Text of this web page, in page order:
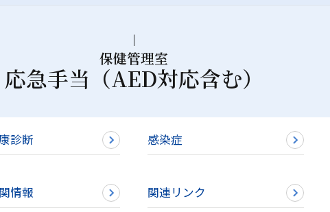
保健管理室
応急手当（AED対応含む）
診断 感染症
情報 関連リンク